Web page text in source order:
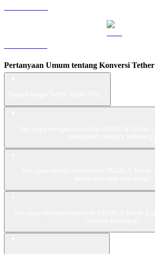
Pertanyaan Umum tentang Konversi Tether